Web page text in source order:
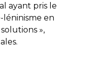
ayant pris le
léninisme en
»,